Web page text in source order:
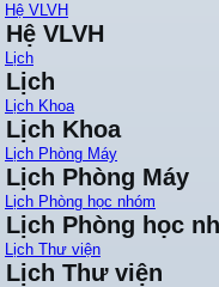
Hệ VLVH
Hệ VLVH
Lịch
Lịch
Lịch Khoa
Lịch Khoa
Lịch Phòng Máy
Lịch Phòng Máy
Lịch Phòng học nhóm
Lịch Phòng học
Lịch Thư viện
Lịch Thư viện